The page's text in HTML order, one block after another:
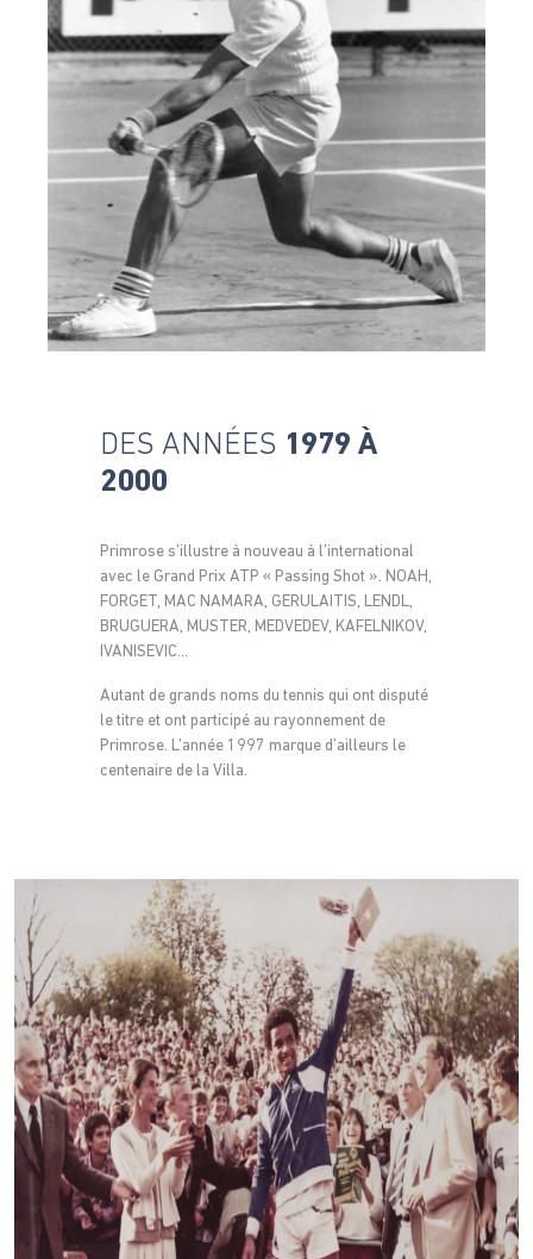
DES ANNÉES 1979 À
2000
Primrose s’illustre à nouveau à l’international
avec le Grand Prix ATP « Passing Shot ». NOAH,
FORGET, MAC NAMARA, GERULAITIS, LENDL,
BRUGUERA, MUSTER, MEDVEDEV, KAFELNIKOV,
IVANISEVIC…
Autant de grands noms du tennis qui ont disputé
le titre et ont participé au rayonnement de
Primrose. L’année 1997 marque d’ailleurs le
centenaire de la Villa.